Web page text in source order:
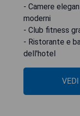
- Camere
moderni
- Club fitness
- Ristorante e
dell'hotel